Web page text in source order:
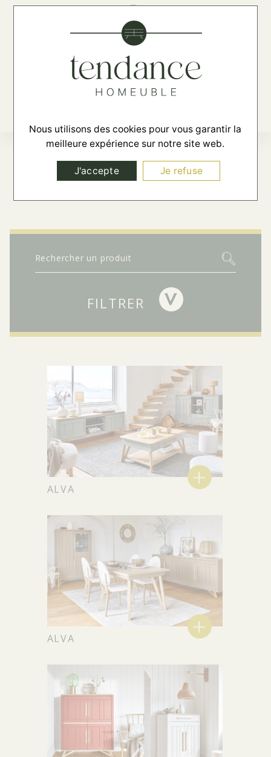
☰
SÉJOUR
FILTRER >
ALVA +
ALVA +
Nous utilisons des cookies pour vous garantir la
meilleure expérience sur notre site web.
J'accepte Je refuse